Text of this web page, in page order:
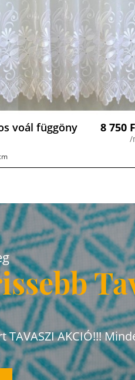
voál függöny 8 750
/
TAVASZI AKCIÓ!!!